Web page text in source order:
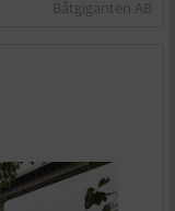
Båtgiganten AB